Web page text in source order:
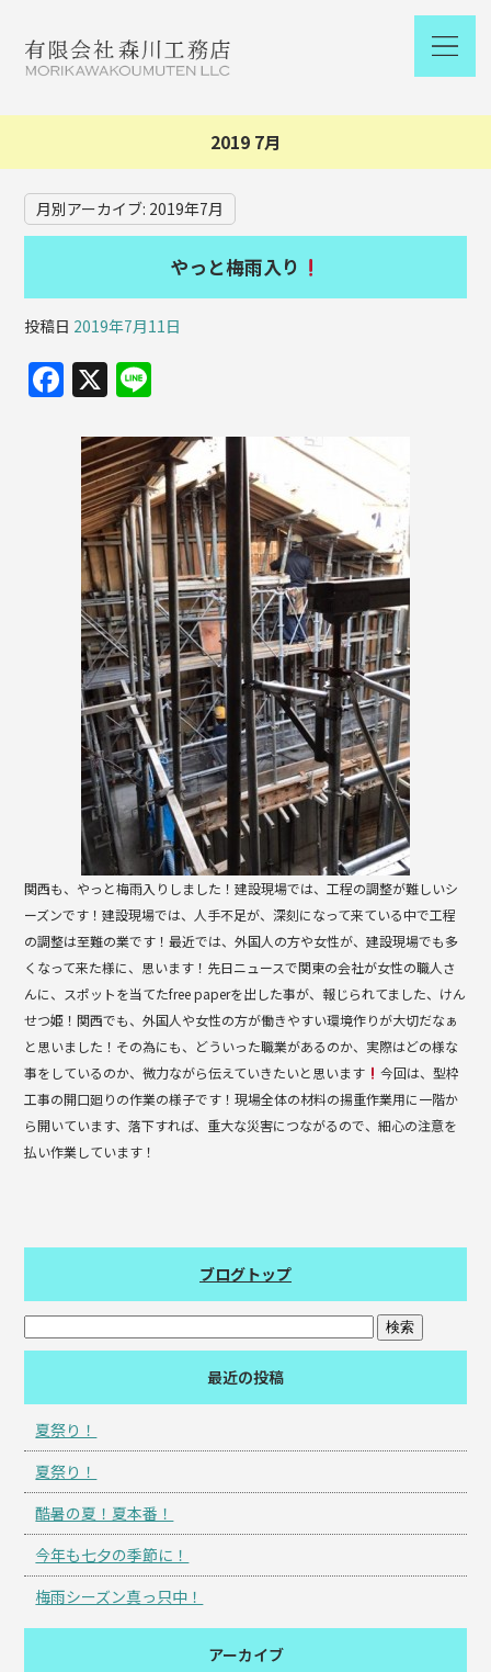
2019 7月
月別アーカイブ: 2019年7月
やっと梅雨入り
投稿日 2019年7月11日
F
a
c
e
b
o
o
k
X
e
関西も、やっと梅雨入りしました！建設現場では、工程の調整が難しいシ
ーズンです！建設現場では、人手不足が、深刻になって来ている中で工程
の調整は至難の業です！最近では、外国人の方や女性が、建設現場でも多
くなって来た様に、思います！先日ニュースで関東の会社が女性の職人さ
んに、スポットを当てたfree paperを出した事が、報じられてました、けん
せつ姫！関西でも、外国人や女性の方が働きやすい環境作りが大切だなぁ
と思いました！その為にも、どういった職業があるのか、実際はどの様な
事をしているのか、微力ながら伝えていきたいと思います
今回は、型枠
工事の開口廻りの作業の様子です！現場全体の材料の揚重作業用に一階か
ら開いています、落下すれば、重大な災害につながるので、細心の注意を
払い作業しています！
ブログトップ
最近の投稿
夏祭り！
夏祭り！
酷暑の夏！夏本番！
今年も七夕の季節に！
梅雨シーズン真っ只中！
アーカイブ